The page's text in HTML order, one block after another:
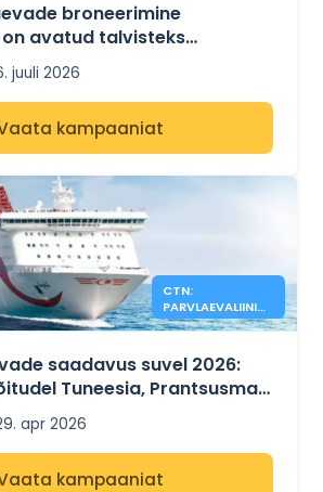
broneerimine
on avatud talvisteks
ja Genovast.
juuli 2026
kampaaniat
CTN:
PARVLAEVALIINID
ON 2026. AASTA
SAADAVAL
saadavus suvel 2026:
Tuneesia, Prantsusmaa
on veel vaba ruumi?
apr 2026
kampaaniat